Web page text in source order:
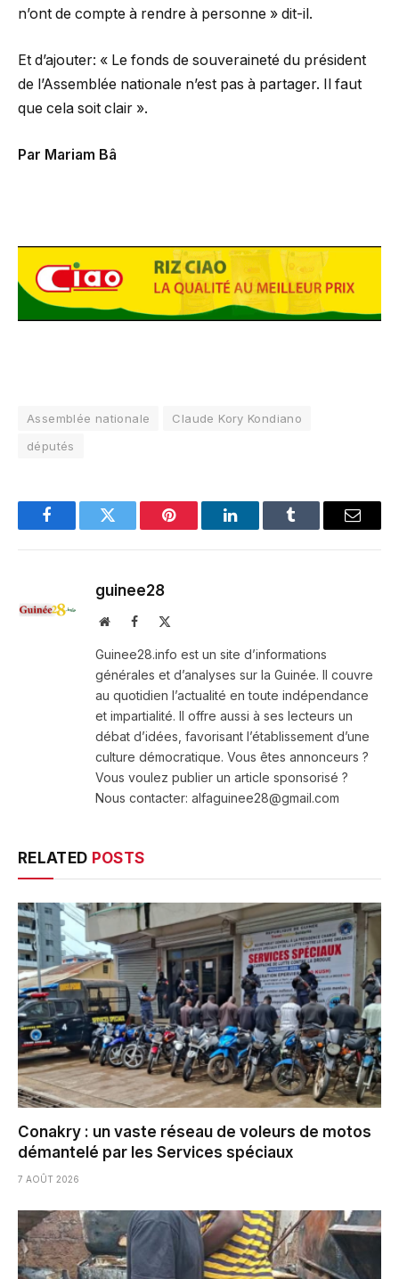
n’ont de compte à rendre à personne » dit-il.
Et d’ajouter: « Le fonds de souveraineté du président
de l’Assemblée nationale n’est pas à partager. Il faut
que cela soit clair ».
Par Mariam Bâ
Assemblée nationale
Claude Kory Kondiano
députés
FacebookTwitter Pinterest LinkedInTumblr Email
guinee28
WebsiteFacebook
Guinee28.info est un site d’informations
générales et d’analyses sur la Guinée. Il couvre
au quotidien l’actualité en toute indépendance
et impartialité. Il offre aussi à ses lecteurs un
débat d’idées, favorisant l’établissement d’une
culture démocratique. Vous êtes annonceurs ?
Vous voulez publier un article sponsorisé ?
Nous contacter: alfaguinee28@gmail.com
RELATED POSTS
Conakry : un vaste réseau de voleurs de motos
démantelé par les Services spéciaux
7 AOÛT 2026